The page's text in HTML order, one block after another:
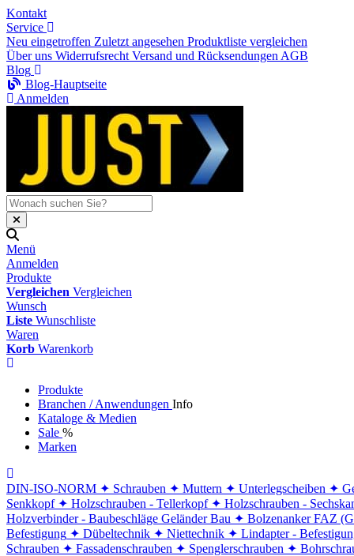
Kontakt
Service
Neu eingetroffen Zuletzt angesehen Produktliste vergleichen
Über uns Widerrufsrecht Versand und Rücksendungen AGB
Blog
Blog-Hauptseite
Anmelden
Menü
Anmelden
Produkte
Vergleichen Vergleichen
Wunsch
Liste Wunschliste
Waren
Korb Warenkorb
Produkte
Branchen / Anwendungen Info
Kataloge & Medien
Sale %
Marken
DIN-ISO-NORM ✦ Schrauben ✦ Muttern ✦ Unterlegscheiben ✦
Senkkopf ✦ Holzschrauben - Tellerkopf ✦ Holzschrauben -
Holzverbinder - Baubeschläge Geländer Bau ✦ Bolzenanker FAZ
Befestigung ✦ Dübeltechnik ✦ Niettechnik ✦ Lindapter -
Schrauben ✦ Fassadenschrauben ✦ Spenglerschrauben ✦